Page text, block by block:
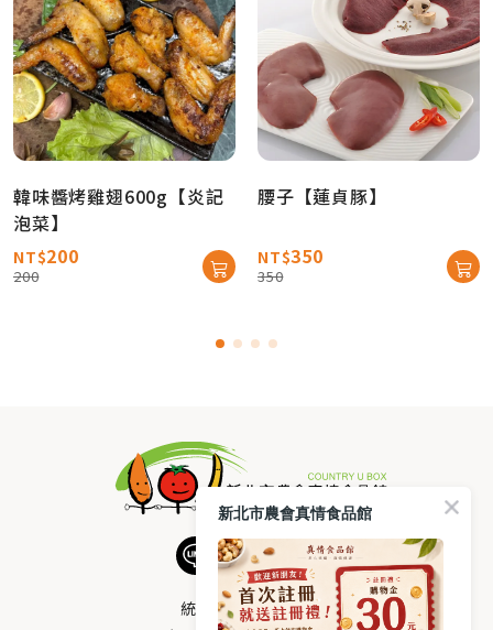
韓味醬烤雞翅600g【炎記
泡菜】
NT$200
200
腰子【蓮貞豚】
NT$350
350
統編：33378005
新北市農會真情食品館